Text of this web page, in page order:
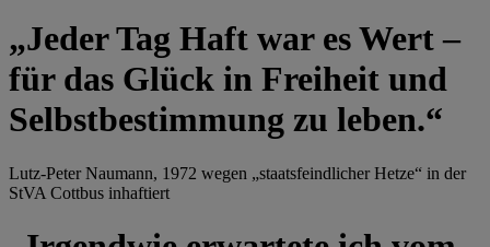
„Jeder Tag Haft war es Wert –
für das Glück in Freiheit und
Selbstbestimmung zu leben.“
Lutz-Peter Naumann, 1972 wegen „staatsfeindlicher Hetze“ in der
StVA Cottbus inhaftiert